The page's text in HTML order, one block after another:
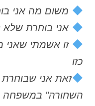
משום מה אני
אני בוחרת
זו אשמתי שאני
כזו
זאת אני
השחורה" במשפחה